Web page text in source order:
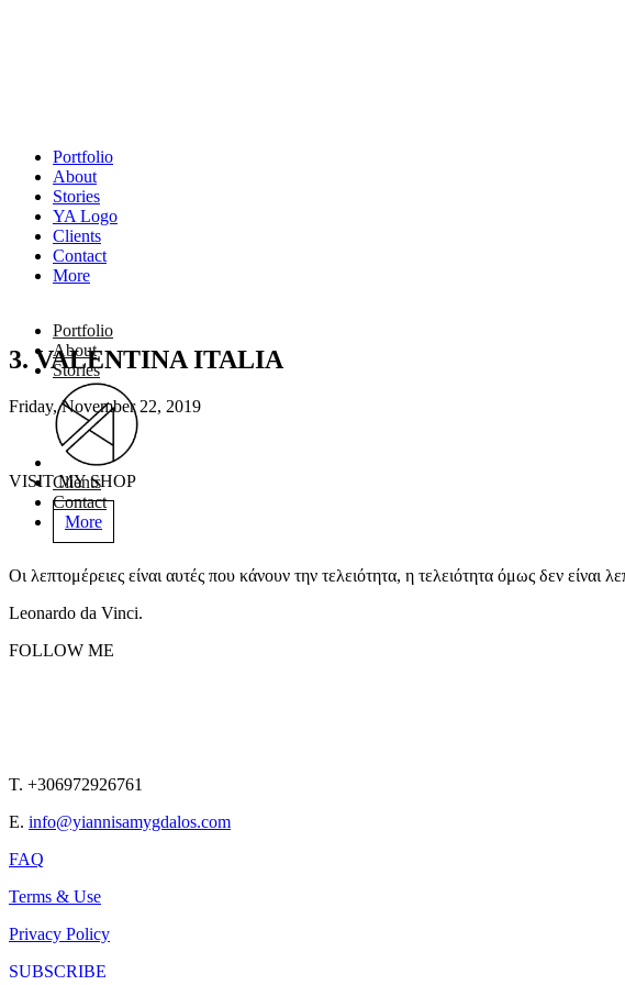
Portfolio
About
Stories
YA Logo
Clients
Contact
More
Portfolio
About
Stories
Clients
Contact
More
3. VALENTINA ITALIA
Friday, November 22, 2019
VISIT MY SHOP
Οι λεπτομέρειες είναι αυτές που κάνουν την τελειότητα, η τελειότητα όμως δεν είναι
Leonardo da Vinci.
FOLLOW ME
T. +306972926761
E. info@yiannisamygdalos.com
FAQ
Terms & Use
Privacy Policy
SUBSCRIBE